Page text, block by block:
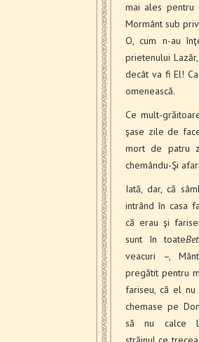
mai ales pentru
Mormânt sub
O, cum n-au
prietenului
decât va fi El!
omenească.
Ce mult-
şase zile de
mort de patru
chemându-Şi
Iată, dar, că
intrând în casa
că erau şi
sunt în toate
veacuri –,
pregătit pentru
fariseu, că el nu
chemase pe
să nu calce